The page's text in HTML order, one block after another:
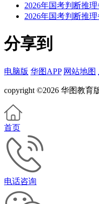
2026年国考判断推
2026年国考判断推
分享到
电脑版 华图APP 网站地图
copyright ©2026 华图教育
首页
电话咨询